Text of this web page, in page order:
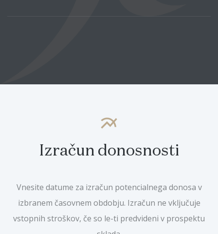
multiline_chart
Izračun donosnosti
Vnesite datume za izračun potencialnega donosa v
izbranem časovnem obdobju. Izračun ne vključuje
vstopnih stroškov, če so le-ti predvideni v prospektu